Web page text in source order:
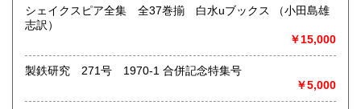
●店頭買取いたします。営業時間中に直接お持ち下さい。ご予
約等は必要ありません。担当者が留守の場合には、お預かり
●大量の場合は、出張買取致します。本の所在地、大体の量や
内容をお知らせ下さい。ご予約の日に現地に担当者が参りま
シェイクスピア全集 全37巻揃 白水uブックス （小田島雄
志訳）
￥15,000
製鉄研究 271号 1970-1 合併記念特集号
￥5,000